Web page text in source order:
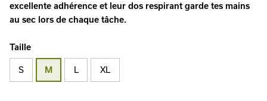
excellente adhérence et leur dos respirant garde tes mains
au sec lors de chaque tâche.
Taille
S M L XL